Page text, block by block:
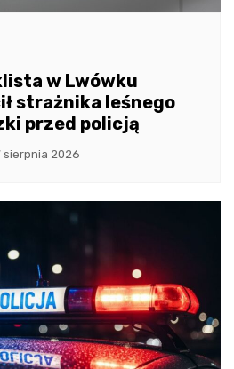
w Lwówku
strażnika leśnego
przed policją
sierpnia 2026